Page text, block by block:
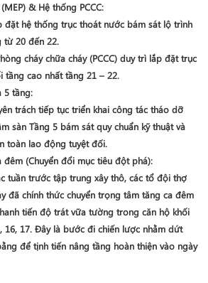
& Hệ thống PCCC:
đặt hệ thống trục thoát nước bám sát lộ trình
từ20 đến 22.
cháy chữa cháy (PCCC) duy trì lắp đặt trục
tầng cao nhấttầng 21 – 22.
5 tầng:
trách tiếp tục triển khai công tác tháo dỡ
sàn Tầng 5 bám sát quy chuẩn kỹ thuật và
toàn lao động tuyệt đối.
đêm (Chuyển đổi mục tiêu đột phá):
tuần trước tập trung xây thô, các tổ đội thợ
đã chính thức chuyển trọng tâm tăng ca đêm
tiến độ trát vữa tường trong căn hộ khối
16, 17. Đây là bước đi chiến lược nhằm dứt
để tịnh tiến nâng tầng hoàn thiện vào ngày